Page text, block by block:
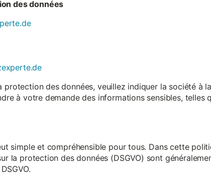
des données
des données, veuillez indiquer la société à
à votre demande des informations sensibles, telles
simple et compréhensible pour tous. Dans cette
la protection des données (DSGVO) sont